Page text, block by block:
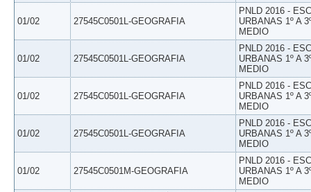
01/02 27545C0501L-GEOGRAFIA
PNLD 2016 -
URBANAS 1º A
MEDIO
01/02 27545C0501L-GEOGRAFIA
PNLD 2016 -
URBANAS 1º A
MEDIO
01/02 27545C0501L-GEOGRAFIA
PNLD 2016 -
URBANAS 1º A
MEDIO
01/02 27545C0501L-GEOGRAFIA
PNLD 2016 -
URBANAS 1º A
MEDIO
01/02 27545C0501M-GEOGRAFIA
PNLD 2016 -
URBANAS 1º A
MEDIO